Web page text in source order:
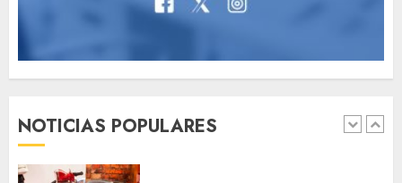
NOTICIAS POPULARES
1
UU. tendrán acceso rápido
AGOSTO 9, 2026